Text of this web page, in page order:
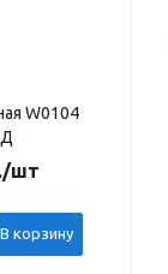
W0104
/шт
В корзину